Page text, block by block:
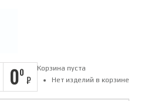
00
₽
Корзина пуста
Нет изделий в корзине